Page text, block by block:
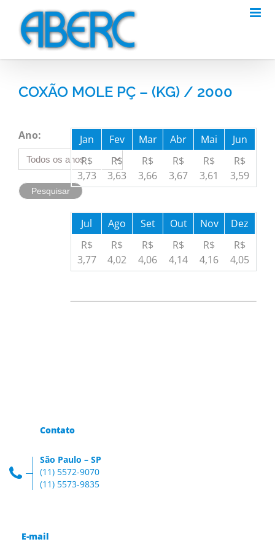
content
COXÃO MOLE PÇ – (KG) / 2000
Ano: Jan Fev Mar Abr Mai
Jun
R$
3,73
R$
3,63
R$
3,66
R$
3,67
R$
3,61
R$
3,59
Jul Ago Set Out Nov
Dez
R$
3,77
R$
4,02
R$
4,06
R$
4,14
R$
4,16
R$
4,05
Contato
São Paulo – SP
(11) 5572-9070
(11) 5573-9835
E-mail